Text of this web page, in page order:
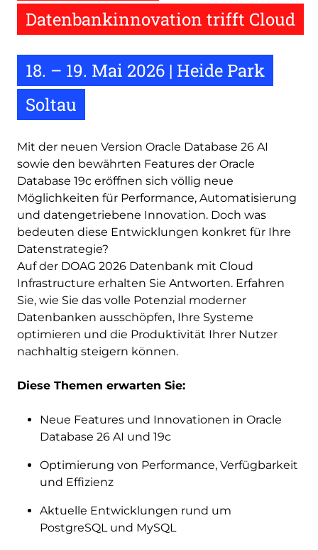
Datenbankinnovation trifft Cloud
18. – 19. Mai 2026 | Heide Park
Soltau
Mit der neuen Version Oracle Database 26 AI
sowie den bewährten Features der Oracle
Database 19c eröffnen sich völlig neue
Möglichkeiten für Performance, Automatisierung
und datengetriebene Innovation. Doch was
bedeuten diese Entwicklungen konkret für Ihre
Datenstrategie?
Auf der DOAG 2026 Datenbank mit Cloud
Infrastructure erhalten Sie Antworten. Erfahren
Sie, wie Sie das volle Potenzial moderner
Datenbanken ausschöpfen, Ihre Systeme
optimieren und die Produktivität Ihrer Nutzer
nachhaltig steigern können.
Diese Themen erwarten Sie:
Neue Features und Innovationen in Oracle
Database 26 AI und 19c
Optimierung von Performance, Verfügbarkeit
und Effizienz
Aktuelle Entwicklungen rund um
PostgreSQL und MySQL